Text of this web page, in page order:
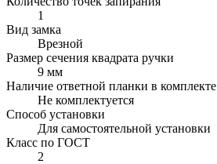
1
Вид замка
Врезной
Размер сечения квадрата ручки
9 мм
Наличие ответной планки в комплекте
Не комплектуется
Способ установки
Для самостоятельной установки
Класс по ГОСТ
2